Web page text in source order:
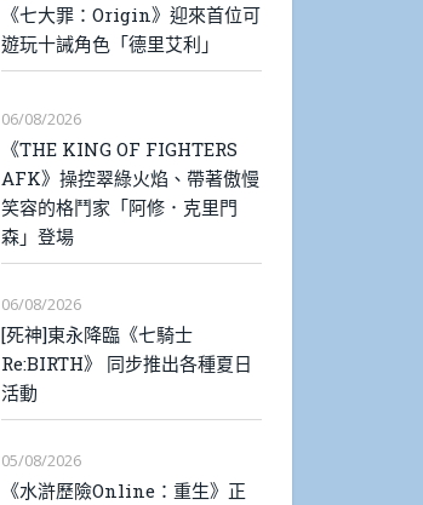
《七大罪：Origin》迎來首位可
遊玩十誡角色「德里艾利」
06/08/2026
《THE KING OF FIGHTERS
AFK》操控翠綠火焰、帶著傲慢
笑容的格鬥家「阿修．克里門
森」登場
06/08/2026
[死神]東永降臨《七騎士
Re:BIRTH》 同步推出各種夏日
活動
05/08/2026
《水滸歷險Online：重生》正